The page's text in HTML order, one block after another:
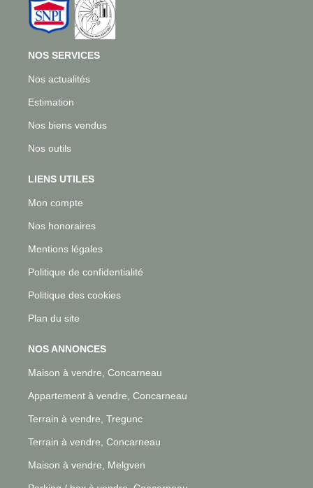
NOS SERVICES
Nos actualités
Estimation
Nos biens vendus
Nos outils
LIENS UTILES
Mon compte
Nos honoraires
Mentions légales
Politique de confidentialité
Politique des cookies
Plan du site
NOS ANNONCES
Maison à vendre, Concarneau
Appartement à vendre, Concarneau
Terrain à vendre, Tregunc
Terrain à vendre, Concarneau
Maison à vendre, Melgven